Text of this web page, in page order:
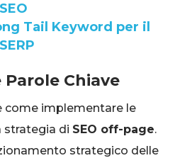
Tail Keyword per il
Parole Chiave
come implementare le
strategia di SEO off-page.
strategico delle